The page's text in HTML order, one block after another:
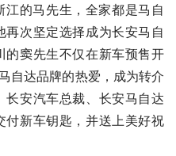
的马先生，全家都是马自
次坚定选择成为长安马自
窦先生不仅在新车预售开
自达品牌的热爱，成为转介
安汽车总裁、长安马自达
新车钥匙，并送上美好祝